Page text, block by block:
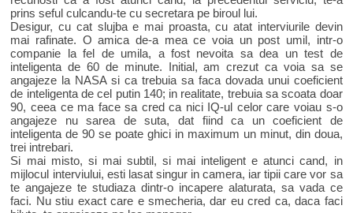
prins seful culcandu-te cu secretara pe biroul lui.
Desigur, cu cat slujba e mai proasta, cu atat interviurile devin
mai rafinate. O amica de-a mea ce voia un post umil, intr-o
companie la fel de umila, a fost nevoita sa dea un test de
inteligenta de 60 de minute. Initial, am crezut ca voia sa se
angajeze la NASA si ca trebuia sa faca dovada unui coeficient
de inteligenta de cel putin 140; in realitate, trebuia sa scoata doar
90, ceea ce ma face sa cred ca nici IQ-ul celor care voiau s-o
angajeze nu sarea de suta, dat fiind ca un coeficient de
inteligenta de 90 se poate ghici in maximum un minut, din doua,
trei intrebari.
Si mai misto, si mai subtil, si mai inteligent e atunci cand, in
mijlocul interviului, esti lasat singur in camera, iar tipii care vor sa
te angajeze te studiaza dintr-o incapere alaturata, sa vada ce
faci. Nu stiu exact care e smecheria, dar eu cred ca, daca faci